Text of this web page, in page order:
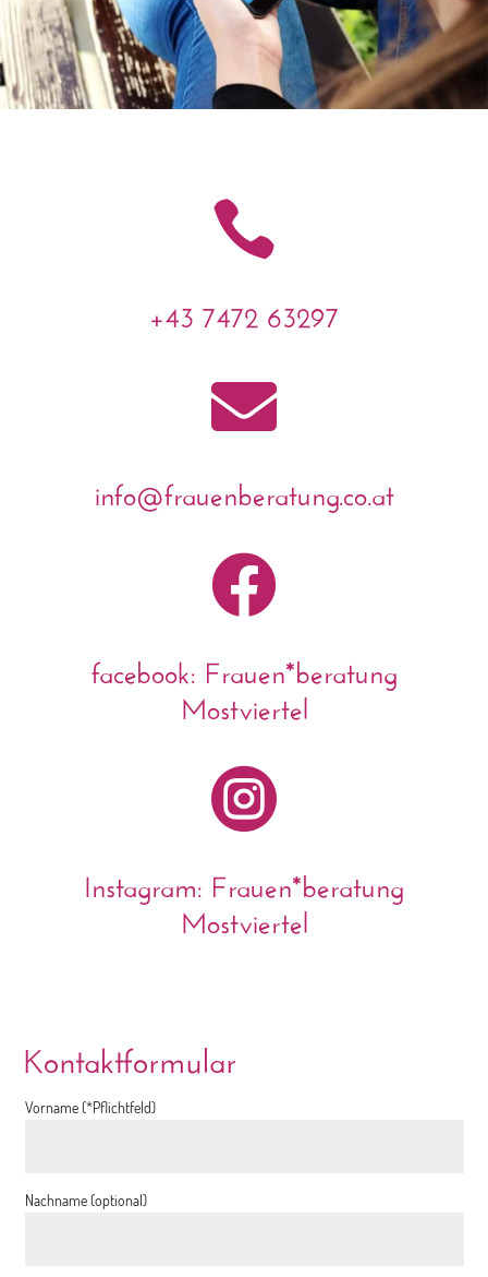

+43 7472 63297

info@frauenberatung.co.at

facebook: Frauen*beratung
Mostviertel

Instagram: Frauen*beratung
Mostviertel
Kontaktformular
Vorname (*Pflichtfeld)
Nachname (optional)